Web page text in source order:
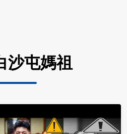
沙屯媽祖